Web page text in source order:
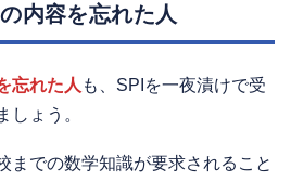
内容を忘れた人
忘れた人 も、SPIを一夜漬けで受
しょう。
までの数学知識が要求されること